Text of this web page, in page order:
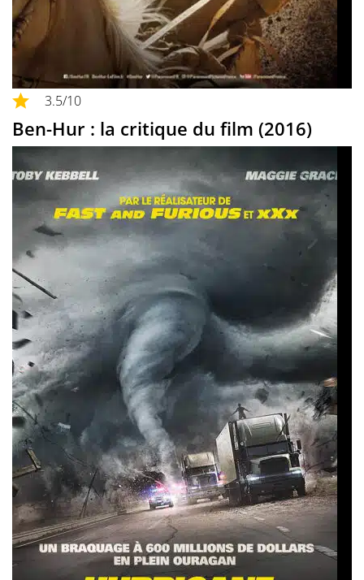
3.5/10
Ben-Hur : la critique du film (2016)